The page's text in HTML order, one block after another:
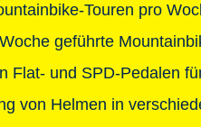
Touren pro
geführte
Flat- und SPD-Pedalen
von Helmen in